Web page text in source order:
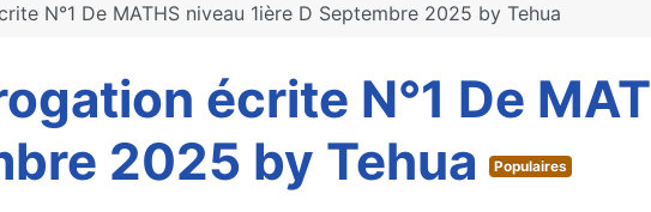
N°1 De MATHS niveau 1ière D Septembre 2025 by Tehua
écrite N°1 De
2025 by Tehua
Populaires